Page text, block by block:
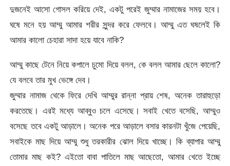
দুজনেই আসো গোসল করিয়ে দেই, একটু পরেই জুম্মার নামাজের সময় হবে।
ঘষে মনে হয় আম্মু আমার শরীর সুন্দর করে ফেলবে। আম্মু এত ঘষলেই কি
আমার কালো চেহারা সাদা হয়ে যাবে নাকি?
আম্মু কাছে টেনে নিয়ে কপালে চুমো দিয়ে বলল, কে বলল আমার ছেলে কালো?
যে বলবে তার মুখ ভেঙ্গে দেব।
জুম্মার নামাজ থেকে ফিরে দেখি আম্মুর রান্না প্রায় শেষ, অনেক তারাহুড়ো
করতেছে। এরই মধ্যে আব্বুও চলে এসেছে। সবাই খেতে বসেছি, আম্মুও
বসেছে তবে একটু আড়ালে। অনেক পরে আড়ালে বসার কারনটা খুঁজে পেয়েছি,
সবাইকে মাছ দিয়ে আম্মু শুধু তরকারীর ঝোল দিয়ে খাচ্ছে। কি ব্যাপার আম্মু
তোমার মাছ কই? এইতো বাবা পাতিলে মাছ আছেতো, আমার খেতে ইচ্ছে